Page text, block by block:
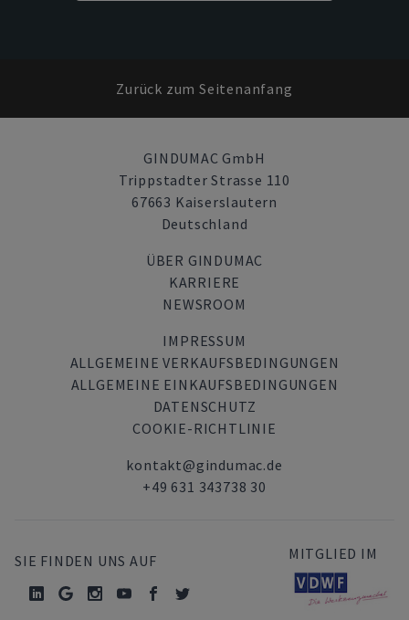
Zurück zum Seitenanfang
GINDUMAC GmbH
Trippstadter Strasse 110
67663 Kaiserslautern
Deutschland
ÜBER GINDUMAC
KARRIERE
NEWSROOM
IMPRESSUM
ALLGEMEINE VERKAUFSBEDINGUNGEN
ALLGEMEINE EINKAUFSBEDINGUNGEN
DATENSCHUTZ
COOKIE-RICHTLINIE
kontakt@gindumac.de
+49 631 343738 30
SIE FINDEN UNS AUF MITGLIED IM